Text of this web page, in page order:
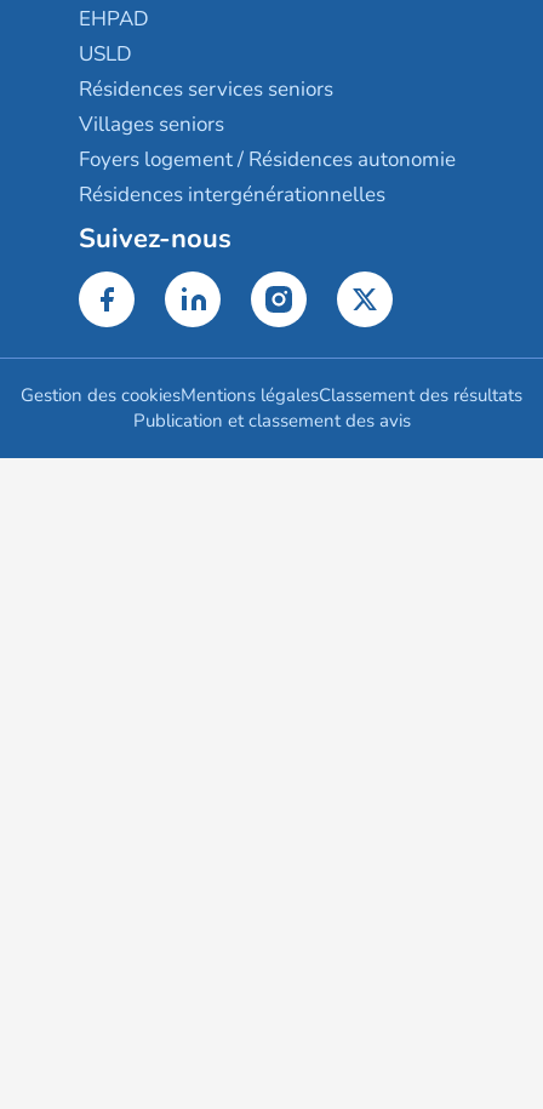
EHPAD
USLD
Résidences services seniors
Villages seniors
Foyers logement / Résidences autonomie
Résidences intergénérationnelles
Suivez-nous
Gestion des cookiesMentions légalesClassement des résultats
Publication et classement des avis